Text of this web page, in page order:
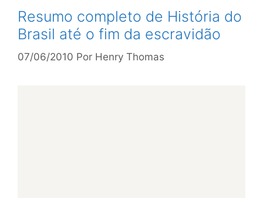
Resumo completo de História do
Brasil até o fim da escravidão
07/06/2010 Por Henry Thomas